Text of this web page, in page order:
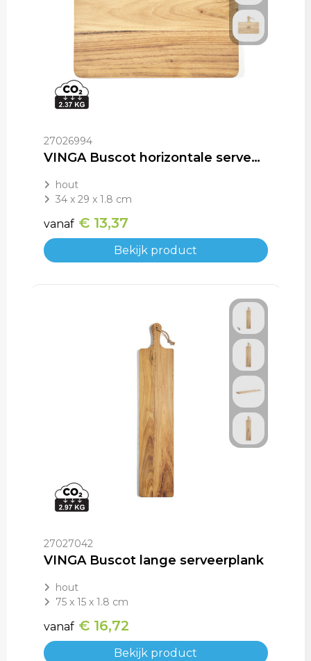
27026994
VINGA Buscot horizontale serveerplank
hout
34 x 29 x 1.8 cm
vanaf € 13,37
Bekijk product
27027042
VINGA Buscot lange serveerplank
hout
75 x 15 x 1.8 cm
vanaf € 16,72
Bekijk product